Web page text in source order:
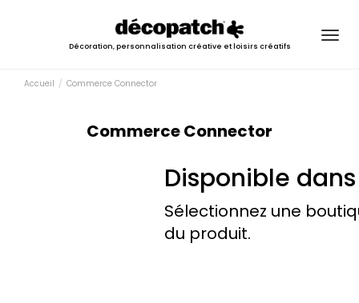
Décoration, personnalisation créative et loisirs créatifs
Accueil Commerce Connector
Commerce Connector
Disponible
Sélectionnez une
du produit.